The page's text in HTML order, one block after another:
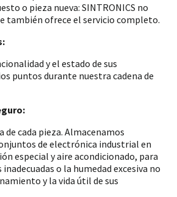
o pieza nueva: SINTRONICS no
también ofrece el servicio completo.
y el estado de sus
puntos durante nuestra cadena de
de cada pieza. Almacenamos
de electrónica industrial en
especial y aire acondicionado, para
o la humedad excesiva no
y la vida útil de sus